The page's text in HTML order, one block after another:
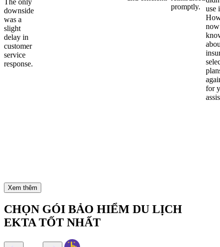
downside
was a
slight
delay in
customer
service
response.
promptly.
use
for
Xem thêm
CHỌN GÓI BẢO HIỂM DU LỊCH
EKTA TỐT NHẤT